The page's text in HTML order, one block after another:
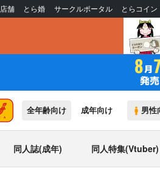
店舗 とら婚 サークルポータル とらコイン
全年齢向け 成年向け 男性
同人誌(成年) 同人特集(Vtuber)